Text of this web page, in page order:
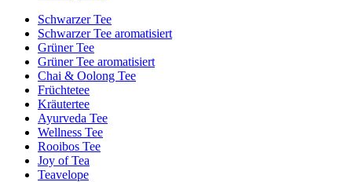
Schwarzer Tee
Schwarzer Tee aromatisiert
Grüner Tee
Grüner Tee aromatisiert
Chai & Oolong Tee
Früchtetee
Kräutertee
Ayurveda Tee
Wellness Tee
Rooibos Tee
Joy of Tea
Teavelope